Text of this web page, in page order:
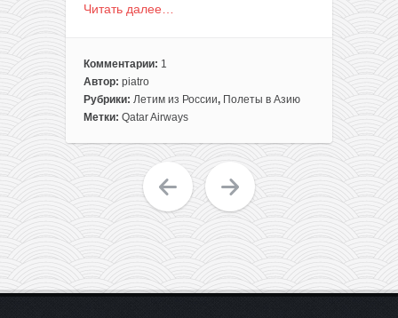
Читать далее…
Комментарии: 1
Автор: piatro
Рубрики: Летим из России, Полеты в Азию
Метки: Qatar Airways